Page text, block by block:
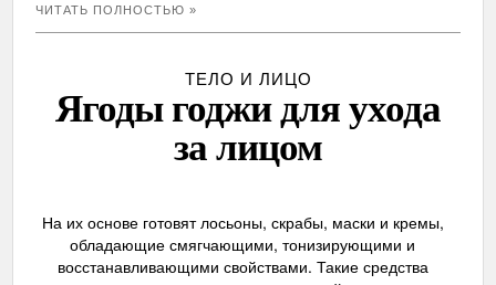
ЧИТАТЬ ПОЛНОСТЬЮ »
ТЕЛО И ЛИЦО
Ягоды годжи для ухода
за лицом
На их основе готовят лосьоны, скрабы, маски и кремы,
обладающие смягчающими, тонизирующими и
восстанавливающими свойствами. Такие средства